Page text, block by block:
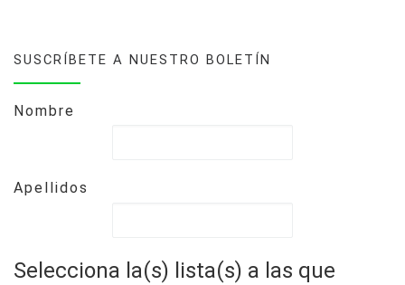
SUSCRÍBETE A NUESTRO BOLETÍN
Nombre
Apellidos
Selecciona la(s) lista(s) a las que